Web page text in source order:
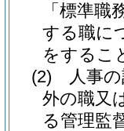
「標準職
する職に
をするこ
(2)
人事
外の職又
る管理監